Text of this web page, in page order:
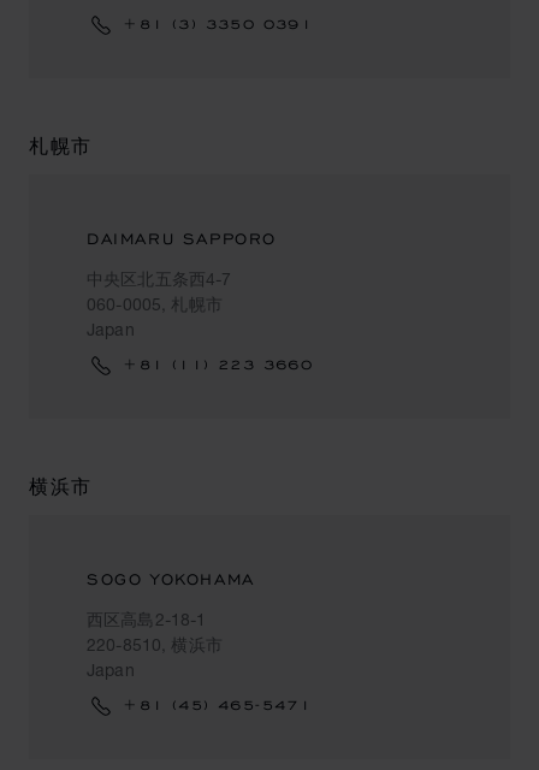
+81 (3) 3350 0391
札幌市
DAIMARU SAPPORO
中央区北五条西4-7
060-0005, 札幌市
Japan
+81 (11) 223 3660
横浜市
SOGO YOKOHAMA
西区高島2-18-1
220-8510, 横浜市
Japan
+81 (45) 465-5471